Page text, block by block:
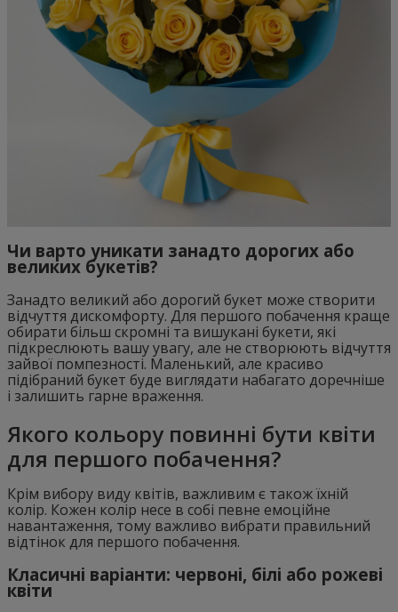
Чи варто уникати занадто дорогих або
великих букетів?
Занадто великий або дорогий букет може створити
відчуття дискомфорту. Для першого побачення краще
обирати більш скромні та вишукані букети, які
підкреслюють вашу увагу, але не створюють відчуття
зайвої помпезності. Маленький, але красиво
підібраний букет буде виглядати набагато доречніше
і залишить гарне враження.
Якого кольору повинні бути квіти
для першого побачення?
Крім вибору виду квітів, важливим є також їхній
колір. Кожен колір несе в собі певне емоційне
навантаження, тому важливо вибрати правильний
відтінок для першого побачення.
Класичні варіанти: червоні, білі або рожеві
квіти